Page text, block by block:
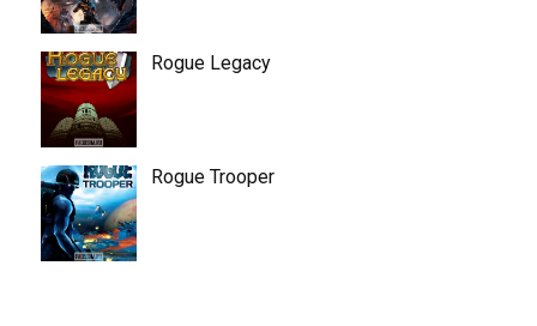
Rogue Legacy
Rogue Trooper